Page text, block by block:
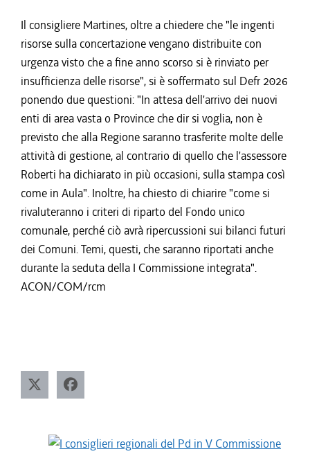
Il consigliere Martines, oltre a chiedere che "le ingenti
risorse sulla concertazione vengano distribuite con
urgenza visto che a fine anno scorso si è rinviato per
insufficienza delle risorse", si è soffermato sul Defr 2026
ponendo due questioni: "In attesa dell'arrivo dei nuovi
enti di area vasta o Province che dir si voglia, non è
previsto che alla Regione saranno trasferite molte delle
attività di gestione, al contrario di quello che l'assessore
Roberti ha dichiarato in più occasioni, sulla stampa così
come in Aula". Inoltre, ha chiesto di chiarire "come si
rivaluteranno i criteri di riparto del Fondo unico
comunale, perché ciò avrà ripercussioni sui bilanci futuri
dei Comuni. Temi, questi, che saranno riportati anche
durante la seduta della I Commissione integrata".
ACON/COM/rcm